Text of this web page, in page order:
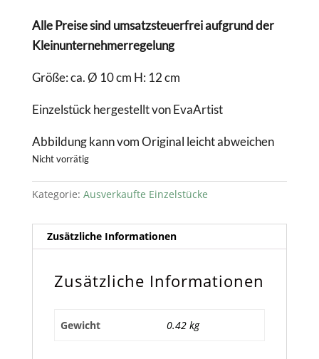
Alle Preise sind umsatzsteuerfrei aufgrund der
Kleinunternehmerregelung
Größe: ca. Ø 10 cm H: 12 cm
Einzelstück hergestellt von EvaArtist
Abbildung kann vom Original leicht abweichen
Nicht vorrätig
Kategorie: Ausverkaufte Einzelstücke
Zusätzliche Informationen
Zusätzliche Informationen
Gewicht 0.42 kg